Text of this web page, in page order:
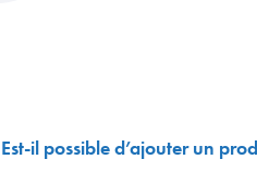
Est-il possible d’ajouter un